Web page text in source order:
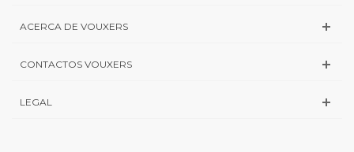
ACERCA DE VOUXERS
CONTACTOS VOUXERS
LEGAL